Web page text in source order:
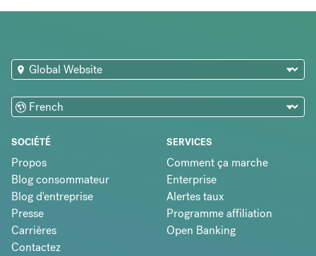
SOCIÉTÉ
Propos
Blog consommateur
Blog d'entreprise
Presse
Carrières
Contactez
SERVICES
Comment ça marche
Enterprise
Alertes taux
Programme affiliation
Open Banking